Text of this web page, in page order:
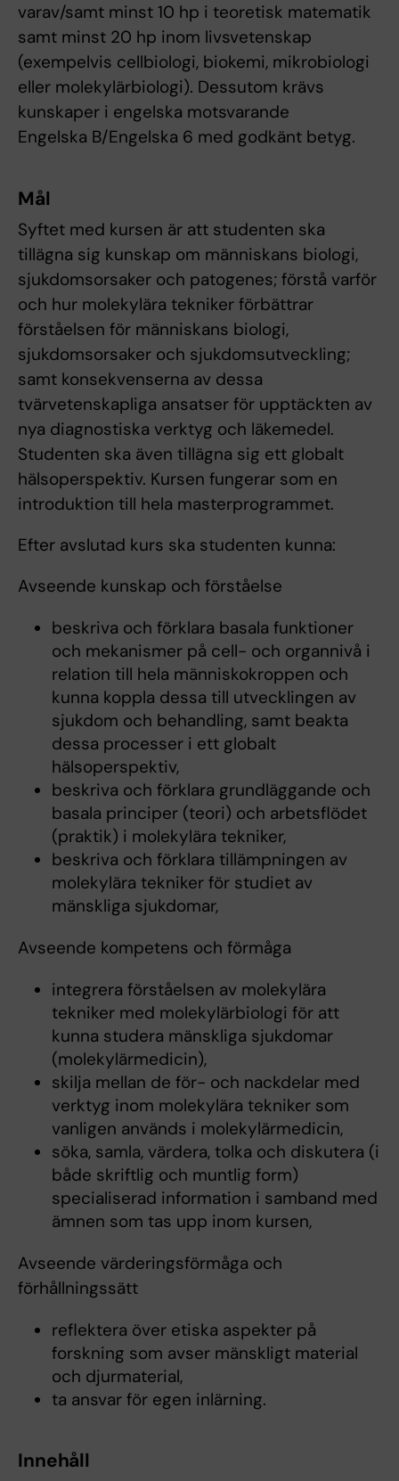
varav/samt minst 10 hp i teoretisk matematik
samt minst 20 hp inom livsvetenskap
(exempelvis cellbiologi, biokemi, mikrobiologi
eller molekylärbiologi). Dessutom krävs
kunskaper i engelska motsvarande
Engelska B/Engelska 6 med godkänt betyg.
Mål
Syftet med kursen är att studenten ska
tillägna sig kunskap om människans biologi,
sjukdomsorsaker och patogenes; förstå varför
och hur molekylära tekniker förbättrar
förståelsen för människans biologi,
sjukdomsorsaker och sjukdomsutveckling;
samt konsekvenserna av dessa
tvärvetenskapliga ansatser för upptäckten av
nya diagnostiska verktyg och läkemedel.
Studenten ska även tillägna sig ett globalt
hälsoperspektiv. Kursen fungerar som en
introduktion till hela masterprogrammet.
Efter avslutad kurs ska studenten kunna:
Avseende kunskap och förståelse
beskriva och förklara basala funktioner
och mekanismer på cell- och organnivå i
relation till hela människokroppen och
kunna koppla dessa till utvecklingen av
sjukdom och behandling, samt beakta
dessa processer i ett globalt
hälsoperspektiv,
beskriva och förklara grundläggande och
basala principer (teori) och arbetsflödet
(praktik) i molekylära tekniker,
beskriva och förklara tillämpningen av
molekylära tekniker för studiet av
mänskliga sjukdomar,
Avseende kompetens och förmåga
integrera förståelsen av molekylära
tekniker med molekylärbiologi för att
kunna studera mänskliga sjukdomar
(molekylärmedicin),
skilja mellan de för- och nackdelar med
verktyg inom molekylära tekniker som
vanligen används i molekylärmedicin,
söka, samla, värdera, tolka och diskutera (i
både skriftlig och muntlig form)
specialiserad information i samband med
ämnen som tas upp inom kursen,
Avseende värderingsförmåga och
förhållningssätt
reflektera över etiska aspekter på
forskning som avser mänskligt material
och djurmaterial,
ta ansvar för egen inlärning.
Innehåll